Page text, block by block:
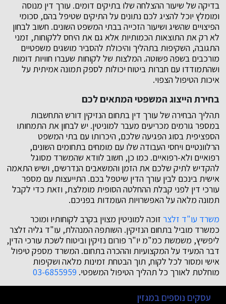
בדיקה של שיעור ההצלחה שלו בתיקים דומים. עורך דין מנוסה
ומומלץ יוכל להציג לכם נתונים על התיקים שטיפל בהם, סכומי
הפיצויים שהשיג ושיעור הזכייה בבתי המשפט השונים. חשוב לבחון
לא רק את התוצאות הכמותיות אלא גם את היחס ללקוחות, זמני
התגובה, השקיפות בתהליך והיכולת להסביר מושגים משפטיים
מורכבים בשפה פשוטה. המלצות של לקוחות שעברו חוויות דומות
ושהתמודדו עם חברות ביטוח יכולות לספק תמונה אמיתית על
איכות הטיפול הצפוי.
בחירת הייצוג המשפטי המתאים לכם
תהליך הבחירה של עורך דין בתחום הנזיקין דורש התחשבות
במספר גורמים מכריעים מעבר למוניטין. יש לבחון את התמחותו
הספציפית בסוג הפגיעה שלכם, היכרותו עם בתי המשפט
הרלוונטיים ויחסי העבודה שלו עם מומחים בתחומים השונים,
רפואיים ולא-רפואיים. כמו כן, חשוב לוודא שהמשרד מסוגל
להקדיש לתיק שלכם את הזמן והמשאבים הנדרשים, ושיש התאמה
אישית בינכם לבין עורך הדין שיטפל בכם. התייעצות עם מספר
עורכי דין לפני קבלת ההחלטה הסופית מומלצת, וזאת כדי לקבל
תמונה מלאה על האפשרויות העומדות בפניכם.
משרד עו"ד זלצרזוכה למוניטין מצוין בקרב לקוחותיו ומוכר
כמשרד מוביל בתחום הנזיקין. השותפה המנהלת, עו"ד גליה זלצר
ליפשיץ, משמשת כמ"מ יו"ר פורום נזיקין וביטוח לשכת עורכי הדין,
דבר המעיד על המקצועיות וההכרה בתחום. המשרד מספק טיפול
אישי ומסור לכל לקוח, תוך הבטחת זמינות מלאה ושקיפות
מוחלטת לאורך כל תהליך הטיפול המשפטי. 03-6855959
עסקים נוספים במגזין